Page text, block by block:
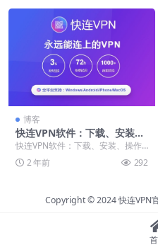
博客
快连VPN软件：下载、安装、
操作与常见问题解答全攻略
快连VPN软件：下载、安装、操作
与常见问题解答全攻略 在数字时代
背景下，网络连接...
2 年前 292
Copyright © 2024快连VPN